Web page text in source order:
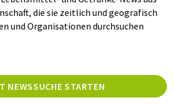
die sie zeitlich und geografisch
und Organisationen durchsuchen
NEWSSUCHE STARTEN